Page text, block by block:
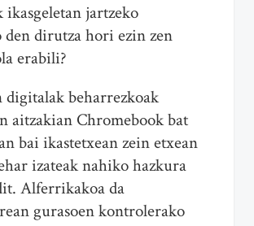
ikasgeletan jartzeko
dirutza hori ezin zen
erabili?
digitalak beharrezkoak
aitzakian Chromebook bat
bai ikastetxean zein etxean
izateak nahiko hazkura
Alferrikakoa da
gurasoen kontrolerako